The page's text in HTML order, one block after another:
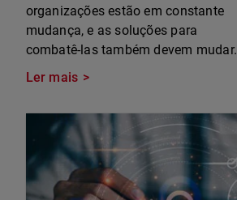
organizações estão em constante
mudança, e as soluções para
combatê-las também devem mudar.
Ler mais